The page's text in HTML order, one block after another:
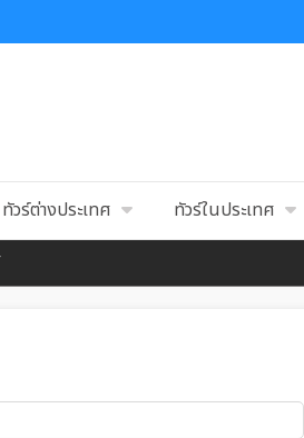
ทัวร์ต่างประเทศ ทัวร์ในประเทศ